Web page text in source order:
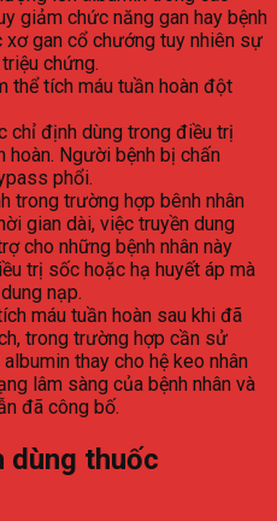
giảm chức năng gan hay bệnh
xơ gan cổ chướng tuy nhiên sự
chứng.
thể tích máu tuần hoàn đột
chỉ định dùng trong điều trị
Người bệnh bị chấn
phổi.
trong trường hợp bênh nhân
gian dài, việc truyền dung
cho những bệnh nhân này
trị sốc hoặc hạ huyết áp mà
nạp.
máu tuần hoàn sau khi đã
trong trường hợp cần sử
thay cho hệ keo nhân
lâm sàng của bệnh nhân và
đã công bố.
dùng thuốc